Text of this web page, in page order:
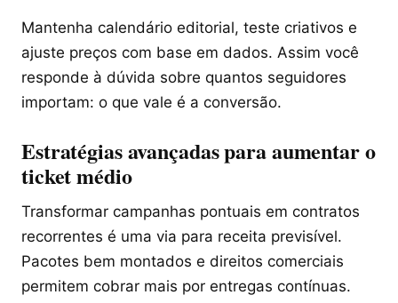
Mantenha calendário editorial, teste criativos e
ajuste preços com base em dados. Assim você
responde à dúvida sobre quantos seguidores
importam: o que vale é a conversão.
Estratégias avançadas para aumentar o
ticket médio
Transformar campanhas pontuais em contratos
recorrentes é uma via para receita previsível.
Pacotes bem montados e direitos comerciais
permitem cobrar mais por entregas contínuas.